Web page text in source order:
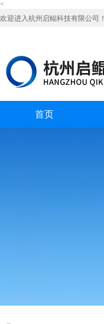
<
欢迎进入杭州启鲲科技有限公司！
首页